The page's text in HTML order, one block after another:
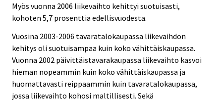
Myös vuonna 2006 liikevaihto kehittyi suotuisasti,
kohoten 5,7 prosenttia edellisvuodesta.
Vuosina 2003-2006 tavaratalokaupassa liikevaihdon
kehitys oli suotuisampaa kuin koko vähittäiskaupassa.
Vuonna 2002 päivittäistavarakaupassa liikevaihto kasvoi
hieman nopeammin kuin koko vähittäiskaupassa ja
huomattavasti reippaammin kuin tavaratalokaupassa,
jossa liikevaihto kohosi maltillisesti. Sekä